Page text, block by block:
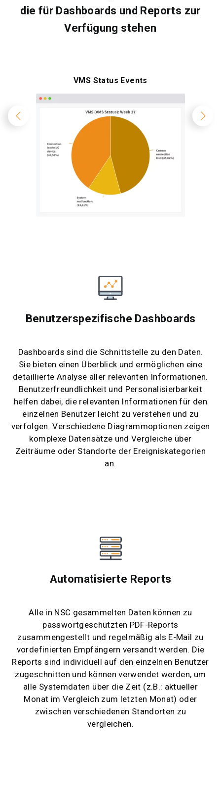
die für Dashboards und Reports zur
Verfügung stehen
Weiter
VMS Status Events
Benutzerspezifische Dashboards
Dashboards sind die Schnittstelle zu den Daten.
Sie bieten einen Überblick und ermöglichen eine
detaillierte Analyse aller relevanten Informationen.
Benutzerfreundlichkeit und Personalisierbarkeit
helfen dabei, die relevanten Informationen für den
einzelnen Benutzer leicht zu verstehen und zu
verfolgen. Verschiedene Diagrammoptionen zeigen
komplexe Datensätze und Vergleiche über
Zeiträume oder Standorte der Ereigniskategorien
an.
Automatisierte Reports
Alle in NSC gesammelten Daten können zu
passwortgeschützten PDF-Reports
zusammengestellt und regelmäßig als E-Mail zu
vordefinierten Empfängern versandt werden. Die
Reports sind individuell auf den einzelnen Benutzer
zugeschnitten und können verwendet werden, um
alle Systemdaten über die Zeit (z.B.: aktueller
Monat im Vergleich zum letzten Monat) oder
zwischen verschiedenen Standorten zu
vergleichen.